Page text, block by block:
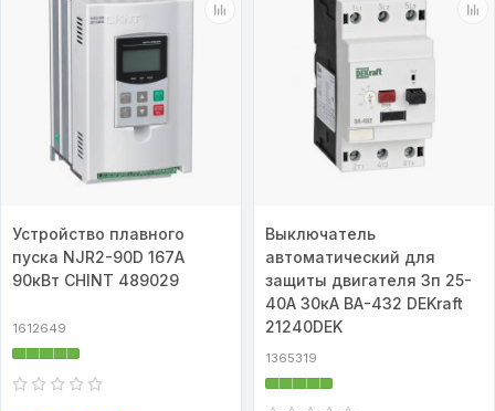
Устройство плавного
пуска NJR2-90D 167А
90кВт CHINT 489029
1612649
Выключатель
автоматический для
защиты двигателя 3п 25-
40А 30кА ВА-432 DEKraft
21240DEK
1365319